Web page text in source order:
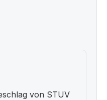
von STUV